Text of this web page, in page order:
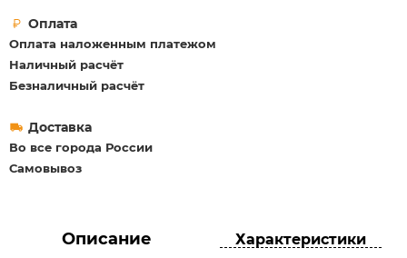
Оплата
Оплата наложенным платежом
Наличный расчёт
Безналичный расчёт
Доставка
Во все города России
Самовывоз
Описание Характеристики